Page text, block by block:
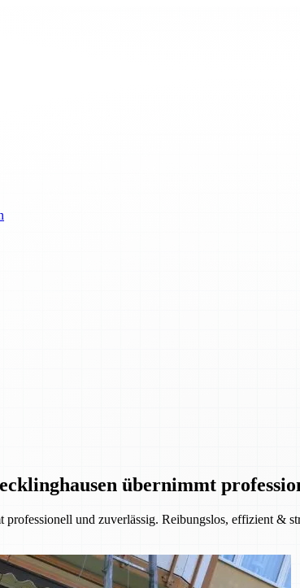
übernimmt
und zuverlässig. Reibungslos, effizient &